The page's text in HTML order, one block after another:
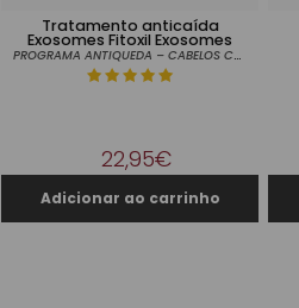
Tratamento anticaída
Exosomes Fitoxil Exosomes
PROGRAMA ANTIQUEDA – CABELOS CASTIGADOS
22,95€